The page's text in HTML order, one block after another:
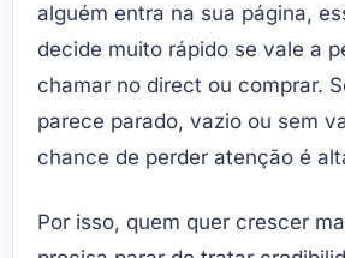
alguém entra na sua página,
decide muito rápido se vale a
chamar no direct ou comprar.
parece parado, vazio ou sem
chance de perder atenção é
Por isso, quem quer crescer